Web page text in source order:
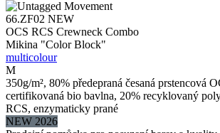
66.ZF02 NEW
OCS RCS Crewneck Combo
Mikina "Color Block"
multicolour
M
350g/m², 80% předepraná česaná prstencová
certifikovaná bio bavlna, 20% recyklovaný
RCS, enzymaticky prané
NEW 2026